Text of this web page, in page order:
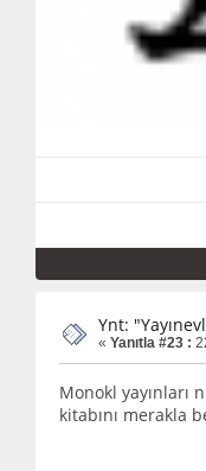
Ynt:
« Yanıtla #23 :
Monokl yayınları
kitabını merakla